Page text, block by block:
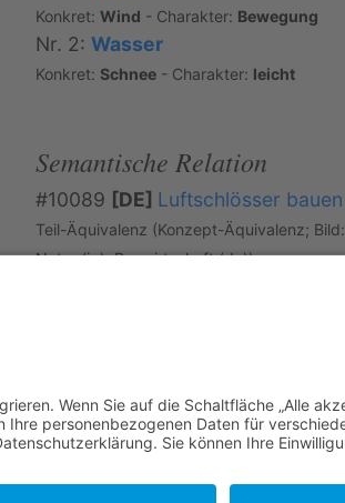
Konkret: Wind - Charakter: Bewegung
Nr. 2: Wasser
Konkret: Schnee - Charakter: leicht
Semantische Relation
#10089 [DE] Luftschlösser bauen
Teil-Äquivalenz (Konzept-Äquivalenz; Bild:
Natur (jp), Bauwirtschaft (de))